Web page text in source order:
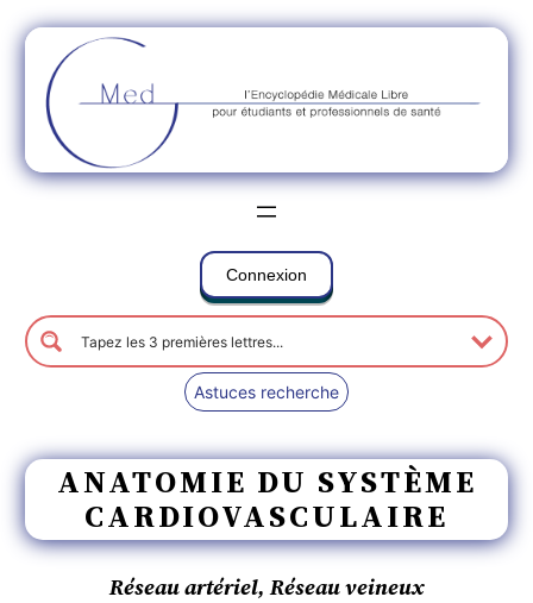
Connexion
Astuces recherche
ANATOMIE DU SYSTÈME
CARDIOVASCULAIRE
Réseau artériel, Réseau veineux